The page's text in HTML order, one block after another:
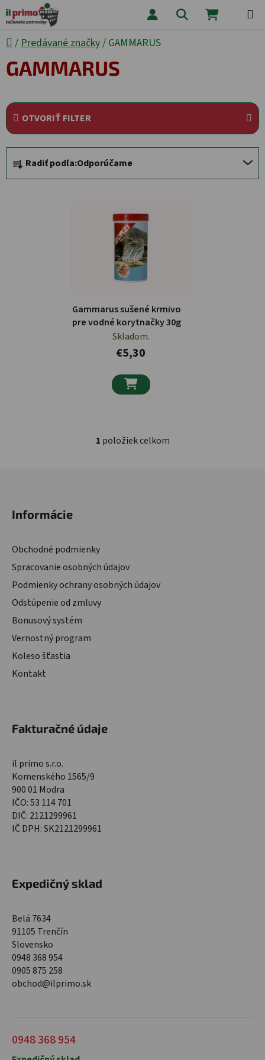
Prejsť na obsah Hľadať
Domov
/ Predávané značky/ GAMMARUS
GAMMARUS
OTVORIŤ FILTER
Radenie produktov
Radiť podľa:Odporúčame
Gammarus sušené krmivo
pre vodné korytnačky 30g
Skladom.
€5,30

Ovládacie prvky výpisu
1 položiek celkom
Informácie
Obchodné podmienky
Spracovanie osobných údajov
Podmienky ochrany osobných údajov
Odstúpenie od zmluvy
Bonusový systém
Vernostný program
Koleso šťastia
Kontakt
Fakturačné údaje
il primo s.r.o.
Komenského 1565/9
900 01 Modra
IČO: 53 114 701
DIČ: 2121299961
IČ DPH: SK2121299961
Expedičný sklad
Belá 7634
91105 Trenčín
Slovensko
0948 368 954
0905 875 258
obchod@ilprimo.sk
0948 368 954